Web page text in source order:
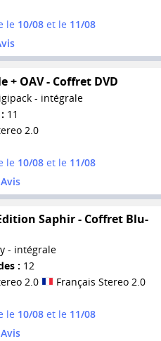
le 10/08et le 11/08
+ OAV - Coffret DVD
- intégrale
11
2.0
le 10/08et le 11/08
Saphir - Coffret Blu-
- intégrale
: 12
2.0
Français Stereo 2.0
le 10/08et le 11/08